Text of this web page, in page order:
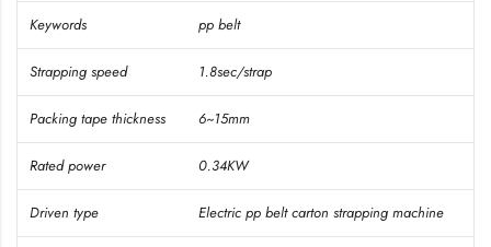
Keywords pp belt
Strapping speed 1.8sec/strap
Packing tape thickness 6~15mm
Rated power 0.34KW
Driven type Electric pp belt carton strapping machine